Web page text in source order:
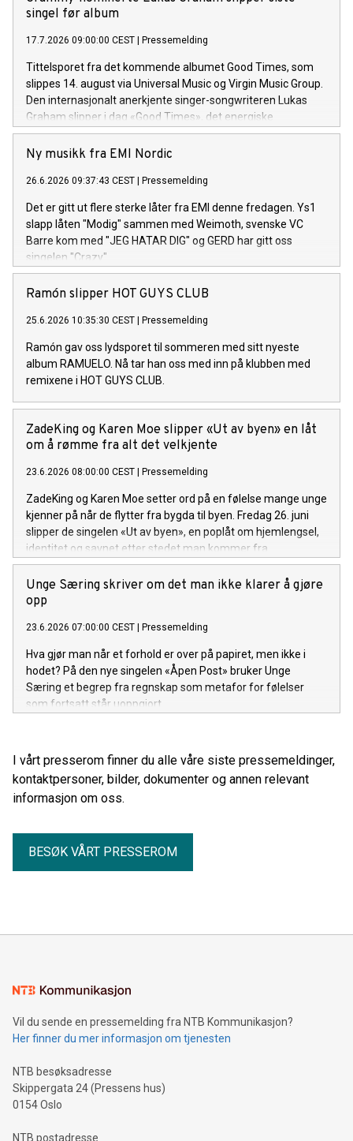
singel før album
17.7.2026 09:00:00 CEST Pressemelding
Tittelsporet fra det kommende albumet Good Times, som
slippes 14. august via Universal Music og Virgin Music Group.
Den internasjonalt anerkjente singer-songwriteren Lukas
Graham slipper i dag «Good Times», det energiske
tittelsporet og åpningslåten fra hans kommende album
Good Times. Albumet består av 13 spor og utgis 14. august.
Ny musikk fra EMI Nordic
26.6.2026 09:37:43 CEST Pressemelding
Det er gitt ut flere sterke låter fra EMI denne fredagen. Ys1
slapp låten "Modig" sammen med Weimoth, svenske VC
Barre kom med "JEG HATAR DIG" og GERD har gitt oss
singelen "Crazy".
Ramón slipper HOT GUYS CLUB
25.6.2026 10:35:30 CEST Pressemelding
Ramón gav oss lydsporet til sommeren med sitt nyeste
album RAMUELO. Nå tar han oss med inn på klubben med
remixene i HOT GUYS CLUB.
ZadeKing og Karen Moe slipper «Ut av byen» en låt
om å rømme fra alt det velkjente
23.6.2026 08:00:00 CEST Pressemelding
ZadeKing og Karen Moe setter ord på en følelse mange unge
kjenner på når de flytter fra bygda til byen. Fredag 26. juni
slipper de singelen «Ut av byen», en poplåt om hjemlengsel,
identitet og savnet etter stedet man kommer fra.
Unge Særing skriver om det man ikke klarer å gjøre
opp
23.6.2026 07:00:00 CEST Pressemelding
Hva gjør man når et forhold er over på papiret, men ikke i
hodet? På den nye singelen «Åpen Post» bruker Unge
Særing et begrep fra regnskap som metafor for følelser
som fortsatt står uoppgjort.
I vårt presserom finner du alle våre siste pressemeldinger,
kontaktpersoner, bilder, dokumenter og annen relevant
informasjon om oss.
BESØK VÅRT PRESSEROM
Vil du sende en pressemelding fra NTB Kommunikasjon?
Her finner du mer informasjon om tjenesten
NTB besøksadresse
Skippergata 24 (Pressens hus)
0154 Oslo
NTB postadresse